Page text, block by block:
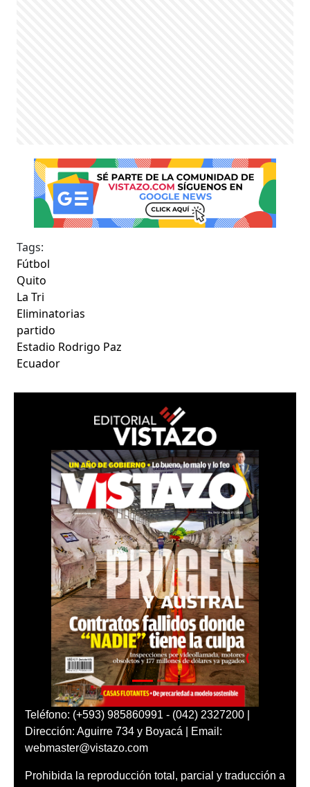
Tags:
Fútbol
Quito
La Tri
Eliminatorias
partido
Estadio Rodrigo Paz
Ecuador
Teléfono: (+593) 985860991 - (042) 2327200 |
Dirección: Aguirre 734 y Boyacá | Email:
webmaster@vistazo.com
Prohibida la reproducción total, parcial y traducción a